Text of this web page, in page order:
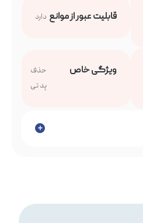
قابلیت عبور از موانع دارد
ویژگی خاص
حذف
پد تی